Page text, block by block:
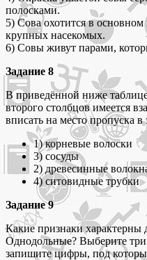
полосками.
5) Сова охотится в
крупных насекомых.
6) Совы живут парами,
Задание 8
В приведённой ниже
второго столбцов имеется
вписать на место пропуска в
1) корневые волоски
3) сосуды
2) древесинные
4) ситовидные трубки
Задание 9
Какие признаки характерны
Однодольные? Выберите
запишите цифры, под